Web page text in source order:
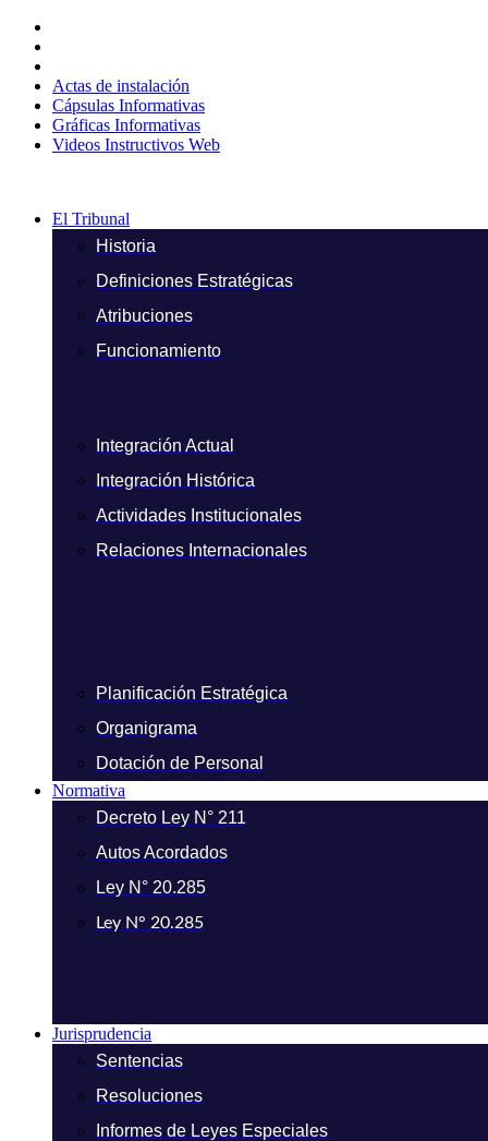
contenido
Actas de instalación
Cápsulas Informativas
Gráficas Informativas
Videos Instructivos Web
El Tribunal
Historia
Definiciones Estratégicas
Atribuciones
Funcionamiento
Integración Actual
Integración Histórica
Actividades Institucionales
Relaciones Internacionales
Planificación Estratégica
Organigrama
Dotación de Personal
Normativa
Decreto Ley N° 211
Autos Acordados
Ley N° 20.285
Ley N° 20.285
Jurisprudencia
Sentencias
Resoluciones
Informes de Leyes Especiales